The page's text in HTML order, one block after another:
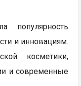
популярность
и инновациям.
косметики,
и современные